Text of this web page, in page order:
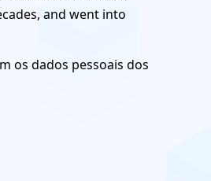
and went into
os dados pessoais dos